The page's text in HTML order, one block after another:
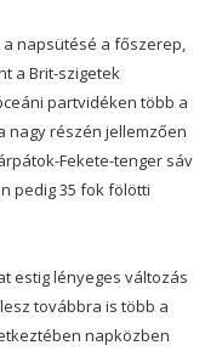
napsütésé a főszerep,
a Brit-szigetek
partvidéken több a
nagy részén jellemzően
Fekete-tenger sáv
pedig 35 fok fölötti
estig lényeges változás
továbbra is több a
napközben